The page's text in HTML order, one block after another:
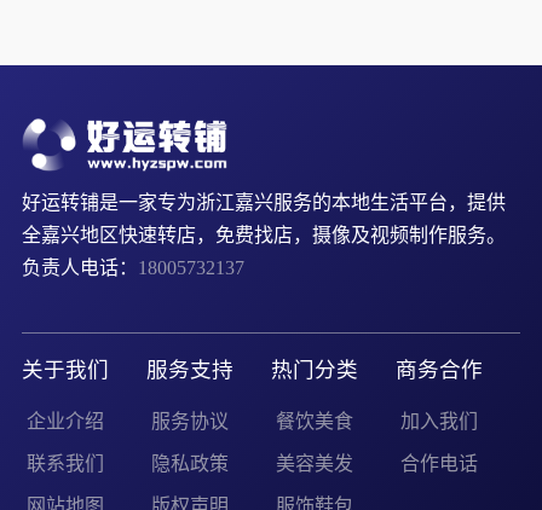
好运转铺是一家专为浙江嘉兴服务的本地生活平台，提供
全嘉兴地区快速转店，免费找店，摄像及视频制作服务。
负责人电话： 18005732137
关于我们
企业介绍
联系我们
服务支持
服务协议
隐私政策
热门分类
餐饮美食
美容美发
商务合作
加入我们
合作电话